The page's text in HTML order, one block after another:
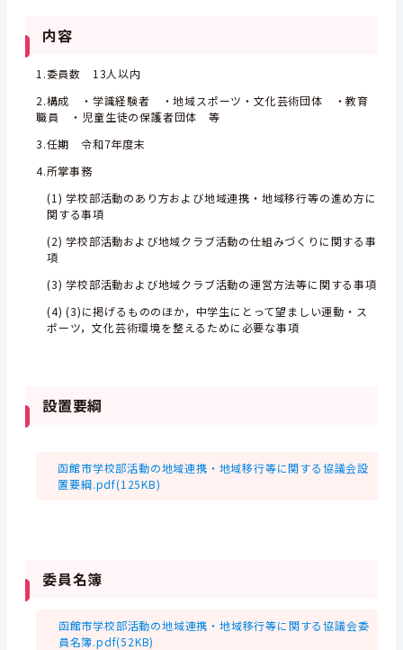
内容
1.委員数 13人以内
2.構成 ・学識経験者 ・地域スポーツ・文化芸術団体 ・教育
職員 ・児童生徒の保護者団体 等
3.任期 令和7年度末
4.所掌事務
(1) 学校部活動のあり方および地域連携・地域移行等の進め方に
関する事項
(2) 学校部活動および地域クラブ活動の仕組みづくりに関する事
項
(3) 学校部活動および地域クラブ活動の運営方法等に関する事項
(4) (3)に掲げるもののほか，中学生にとって望ましい運動・ス
ポーツ，文化芸術環境を整えるために必要な事項
設置要綱
函館市学校部活動の地域連携・地域移行等に関する協議会設
置要綱.pdf(125KB)
委員名簿
函館市学校部活動の地域連携・地域移行等に関する協議会委
員名簿.pdf(52KB)